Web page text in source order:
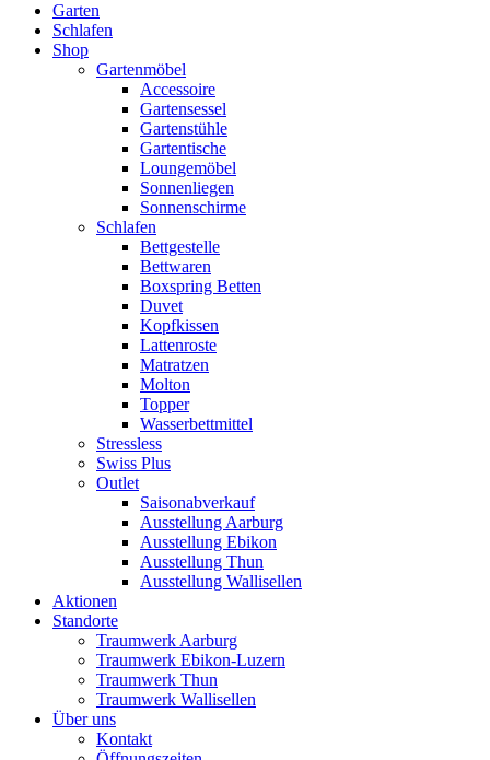
Garten
Schlafen
Shop
Gartenmöbel
Accessoire
Gartensessel
Gartenstühle
Gartentische
Loungemöbel
Sonnenliegen
Sonnenschirme
Schlafen
Bettgestelle
Bettwaren
Boxspring Betten
Duvet
Kopfkissen
Lattenroste
Matratzen
Molton
Topper
Wasserbettmittel
Stressless
Swiss Plus
Outlet
Saisonabverkauf
Ausstellung Aarburg
Ausstellung Ebikon
Ausstellung Thun
Ausstellung Wallisellen
Aktionen
Standorte
Traumwerk Aarburg
Traumwerk Ebikon-Luzern
Traumwerk Thun
Traumwerk Wallisellen
Über uns
Kontakt